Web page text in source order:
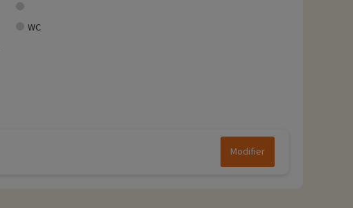
WC
Modifier